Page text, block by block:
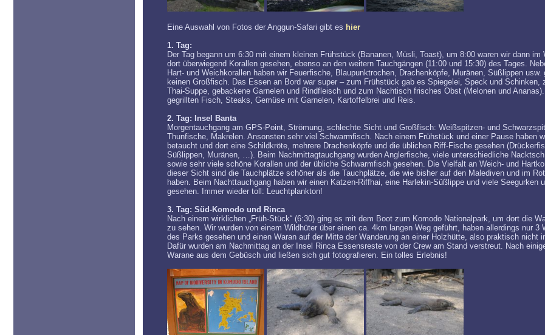
Eine Auswahl von Fotos der Anggun-Safari gibt es hier
1. Tag:
Der Tag begann um 6:30 mit einem kleinen Frühstück (Bananen, Müsli, Toast), um 8:00 waren wir dann im
dort überwiegend Korallen gesehen, ebenso an den weitern Tauchgängen (11:00 und 15:30) des Tages.
Hart- und Weichkorallen haben wir Feuerfische, Blaupunktrochen, Drachenköpfe, Muränen, Süßlippen usw.
keinen Großfisch. Das Essen an Bord war super – zum Frühstück gab es Spiegelei, Speck und Schinken,
Thai-Suppe, gebackene Garnelen und Rindfleisch und zum Nachtisch frisches Obst (Melonen und
gegrillten Fisch, Steaks, Gemüse mit Garnelen, Kartoffelbrei und Reis.
2. Tag: Insel Banta
Morgentauchgang am GPS-Point, Strömung, schlechte Sicht und Großfisch: Weißspitzen- und
Thunfische, Makrelen. Ansonsten sehr viel Schwarmfisch. Nach einem Frühstück und einer Pause haben
betaucht und dort eine Schildkröte, mehrere Drachenköpfe und die üblichen Riff-Fische gesehen
Süßlippen, Muränen, …). Beim Nachmittagtauchgang wurden Anglerfische, viele unterschiedliche
sowie sehr viele schöne Korallen und der übliche Schwarmfisch gesehen. Die Vielfalt an Weich- und
dieser Sicht sind die Tauchplätze schöner als die Tauchplätze, die wie bisher auf den Malediven und im
haben. Beim Nachttauchgang haben wir einen Katzen-Riffhai, eine Harlekin-Süßlippe und viele Seegurken
gesehen. Immer wieder toll: Leuchtplankton!
3. Tag: Süd-Komodo und Rinca
Nach einem wirklichen „Früh-Stück“ (6:30) ging es mit dem Boot zum Komodo Nationalpark, um dort die
zu sehen. Wir wurden von einem Wildhüter über einen ca. 4km langen Weg geführt, haben allerdings nur 3
des Parks gesehen und einen Waran auf der Mitte der Wanderung an einer Holzhütte, also praktisch nicht
Dafür wurden am Nachmittag an der Insel Rinca Essensreste von der Crew am Stand verstreut. Nach
Warane aus dem Gebüsch und ließen sich gut fotografieren. Ein tolles Erlebnis!